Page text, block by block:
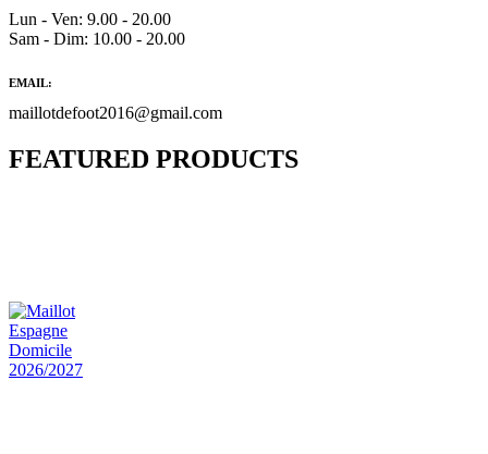
Lun - Ven: 9.00 - 20.00
Sam - Dim: 10.00 - 20.00
EMAIL:
maillotdefoot2016@gmail.com
FEATURED PRODUCTS